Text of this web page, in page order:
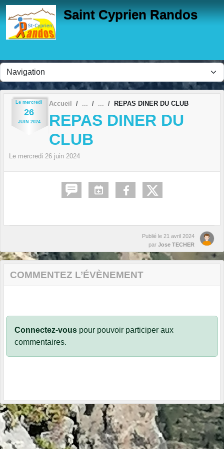
Saint Cyprien Randos
Le mercredi
26
JUIN 2024
Accueil REPAS DINER DU CLUB
REPAS DINER DU
CLUB
Le mercredi 26 juin 2024
Publié le 21 avril 2024
par Jose TECHER
COMMENTEZ L’ÉVÈNEMENT
Connectez-vous pour pouvoir participer aux
commentaires.
Panneau de gestion des cookies